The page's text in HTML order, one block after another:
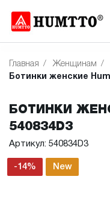
Главная / Женщинам /
Ботинки женские
-14% New
БОТИНКИ
540834D3
Артикул: 540834D3